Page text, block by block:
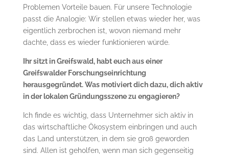
Problemen Vorteile bauen. Für unsere Technologie
passt die Analogie: Wir stellen etwas wieder her, was
eigentlich zerbrochen ist, wovon niemand mehr
dachte, dass es wieder funktionieren würde.
Ihr sitzt in Greifswald, habt euch aus einer
Greifswalder Forschungseinrichtung
herausgegründet. Was motiviert dich dazu, dich aktiv
in der lokalen Gründungsszene zu engagieren?
Ich finde es wichtig, dass Unternehmer sich aktiv in
das wirtschaftliche Ökosystem einbringen und auch
das Land unterstützen, in dem sie groß geworden
sind. Allen ist geholfen, wenn man sich gegenseitig